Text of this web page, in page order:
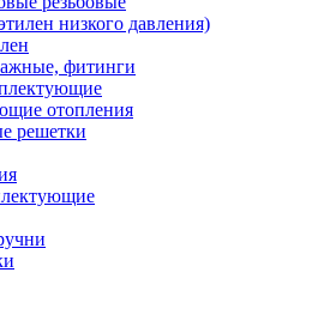
низкого давления)
фитинги
отопления
решетки